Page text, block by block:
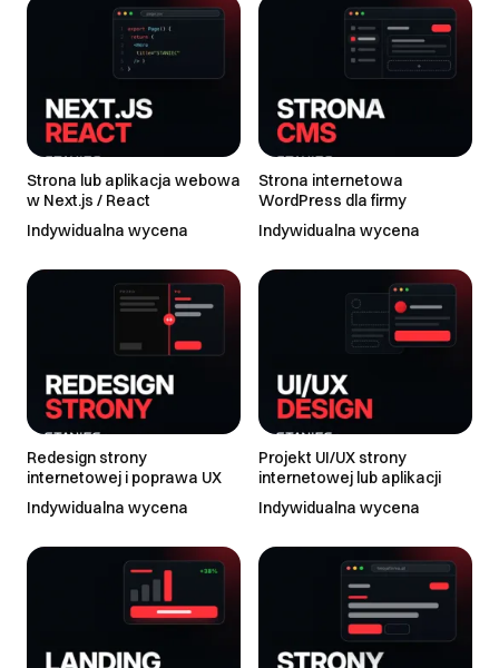
Strona lub aplikacja webowa
w Next.js / React
Indywidualna wycena
Strona internetowa
WordPress dla firmy
Indywidualna wycena
Redesign strony
internetowej i poprawa UX
Indywidualna wycena
Projekt UI/UX strony
internetowej lub aplikacji
Indywidualna wycena